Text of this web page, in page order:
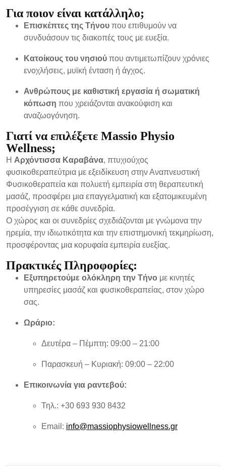
Για ποιον είναι κατάλληλο;
Επισκέπτες της Τήνου που επιθυμούν να
συνδυάσουν τις διακοπές τους με ευεξία.
Κατοίκους του νησιού που αντιμετωπίζουν χρόνιες
ενοχλήσεις, μυϊκή ένταση ή άγχος.
Ανθρώπους με καθιστική εργασία ή σωματική
κόπωση που χρειάζονται ανακούφιση και
αναζωογόνηση.
Γιατί να επιλέξετε Massio Physio
Wellness;
Η Αρχόντισσα Καραβάνα, πτυχιούχος
φυσικοθεραπεύτρια με εξειδίκευση στην Αναπνευστική
Φυσικοθεραπεία και πολυετή εμπειρία στη θεραπευτική
μασάζ, προσφέρει μια επαγγελματική και εξατομικευμένη
προσέγγιση σε κάθε συνεδρία.
Ο χώρος και οι συνεδρίες σχεδιάζονται με γνώμονα την
ηρεμία, την ιδιωτικότητα και την επιστημονική τεκμηρίωση,
προσφέροντας μια κορυφαία εμπειρία ευεξίας.
Πρακτικές Πληροφορίες:
Εξυπηρετούμε ολόκληρη την Τήνο με κινητές
υπηρεσίες μασάζ και φυσικοθεραπείας, στον χώρο
σας.
Ωράριο:
Δευτέρα – Πέμπτη: 09:00 – 21:00
Παρασκευή – Κυριακή: 09:00 – 22:00
Επικοινωνία για ραντεβού:
Τηλ.: +30 693 930 8432
Email: info@massiophysiowellness.gr